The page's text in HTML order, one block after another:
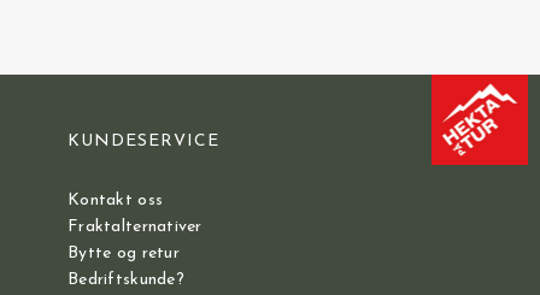
KUNDESERVICE
Kontakt oss
Fraktalternativer
Bytte og retur
Bedriftskunde?